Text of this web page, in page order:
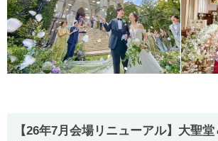
【26年7月会場リニューアル】大聖